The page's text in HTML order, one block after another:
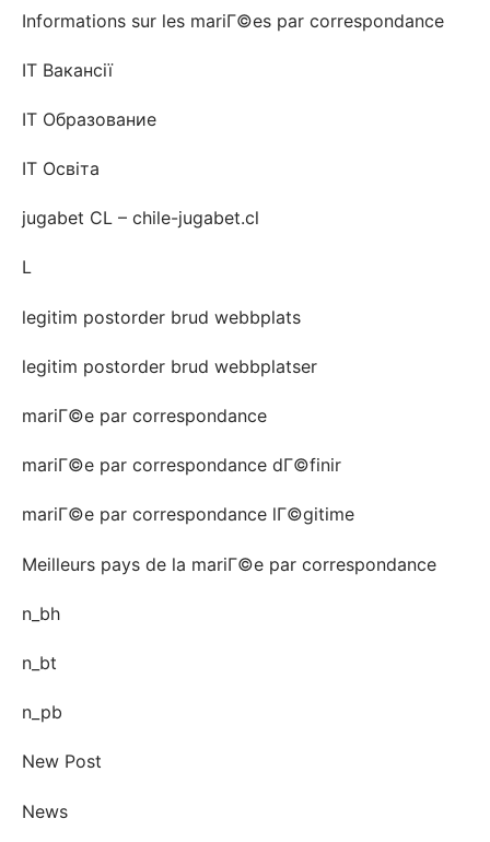
Informations sur les mariГ©es par correspondance
IT Вакансії
IT Образование
IT Освіта
jugabet CL – chile-jugabet.cl
L
legitim postorder brud webbplats
legitim postorder brud webbplatser
mariГ©e par correspondance
mariГ©e par correspondance dГ©finir
mariГ©e par correspondance lГ©gitime
Meilleurs pays de la mariГ©e par correspondance
n_bh
n_bt
n_pb
New Post
News